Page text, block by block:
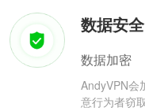
数据安全
数据加密
AndyVPN会
意行为者窃